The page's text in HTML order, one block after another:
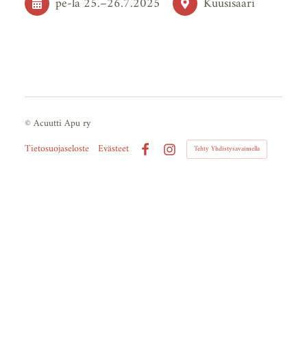
©Acuutti Apu ry
Tietosuojaseloste Evästeet
FacebookInstagram
Tehty Yhdistysavaimella